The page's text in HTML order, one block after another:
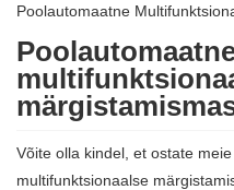
Poolautomaatne
Võite olla kindel, et ostate
multifunktsionaalse